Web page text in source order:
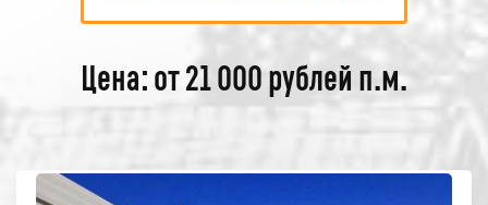
Цена: от 21 000 рублей п.м.